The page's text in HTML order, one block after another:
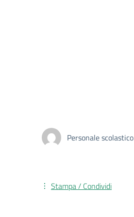
Personale scolastico
Stampa / Condividi